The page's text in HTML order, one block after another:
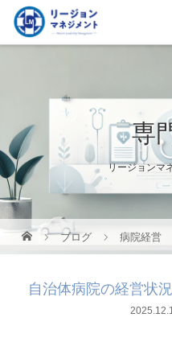
専
リージョンマ
ブログ 病院経営
自治体病院の経営状